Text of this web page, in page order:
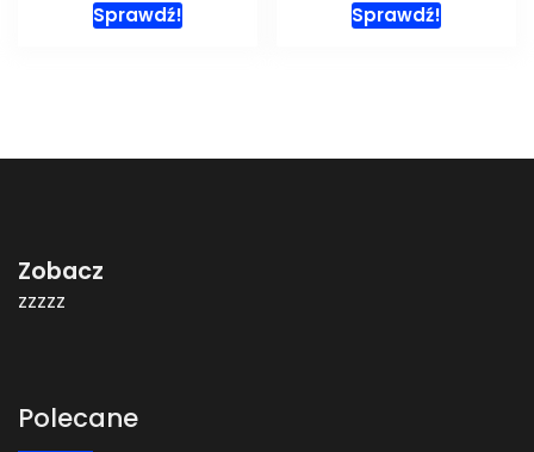
Sprawdź! Sprawdź!
Zobacz
zzzzz
Polecane